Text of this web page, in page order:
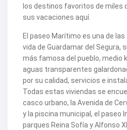
V2524
V2531
V2533
V2535
V2537
V2538
V2540
V2544
V2553
V2555
V2562
los destinos favoritos de miles
sus vacaciones aquí.
El paseo Marítimo es una de
vida de Guardamar del Segura,
más famosa del pueblo, medio
aguas transparentes
por su calidad, servicios e
Todas estas viviendas se
casco urbano, la Avenida de
y la piscina municipal, el paseo
parques Reina Sofía y Alfonso